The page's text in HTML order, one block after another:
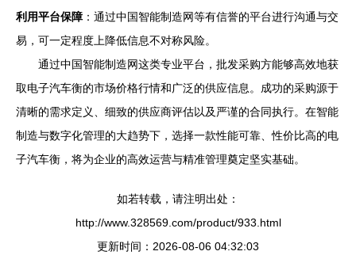
利用平台保障 ：通过中国智能制造网等有信誉的平台进行沟通与交
易，可一定程度上降低信息不对称风险。
通过中国智能制造网这类专业平台，批发采购方能够高效地获
取电子汽车衡的市场价格行情和广泛的供应信息。成功的采购源于
清晰的需求定义、细致的供应商评估以及严谨的合同执行。在智能
制造与数字化管理的大趋势下，选择一款性能可靠、性价比高的电
子汽车衡，将为企业的高效运营与精准管理奠定坚实基础。
如若转载，请注明出处：
http://www.328569.com/product/933.html
更新时间：2026-08-06 04:32:03